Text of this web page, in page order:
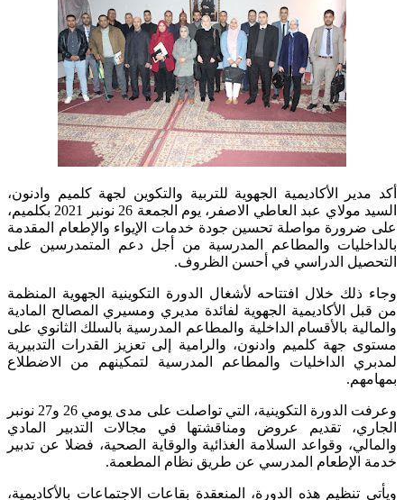
أكد مدير الأكاديمية الجهوية للتربية والتكوين لجهة كلميم وادنون،
السيد مولاي عبد العاطي الاصفر، يوم الجمعة 26 نونبر 2021 بكلميم،
على ضرورة مواصلة تحسين جودة خدمات الإيواء والإطعام المقدمة
بالداخليات والمطاعم المدرسية من أجل دعم المتمدرسين على
التحصيل الدراسي في أحسن الظروف.
وجاء ذلك خلال افتتاحه لأشغال الدورة التكوينية الجهوية المنظمة
من قبل الأكاديمية الجهوية لفائدة مديري ومسيري المصالح المادية
والمالية بالأقسام الداخلية والمطاعم المدرسية بالسلك الثانوي على
مستوى جهة كلميم وادنون، والرامية إلى تعزيز القدرات التدبيرية
لمدبري الداخليات والمطاعم المدرسية لتمكينهم من الاضطلاع
بمهامهم.
وعرفت الدورة التكوينية، التي تواصلت على مدى يومي 26 و27 نونبر
الجاري، تقديم عروض ومناقشتها في مجالات التدبير المادي
والمالي، وقواعد السلامة الغذائية والوقاية الصحية، فضلا عن تدبير
خدمة الإطعام المدرسي عن طريق نظام المطعمة.
ويأتي تنظيم هذه الدورة، المنعقدة بقاعات الاجتماعات بالأكاديمية،